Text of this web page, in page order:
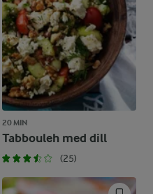
20 MIN
Tabbouleh med dill
(25)